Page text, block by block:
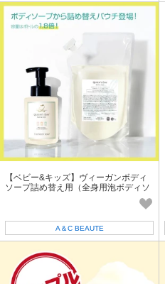
【ベビー&キッズ】ヴィーガンボディ
ソープ詰め替え用（全身用泡ボディソ
A＆C BEAUTE